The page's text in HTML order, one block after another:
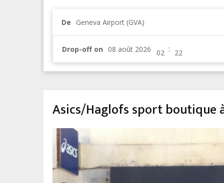
De Geneva Airport (GVA)
Drop-off on :
Asics/Haglofs sport boutique